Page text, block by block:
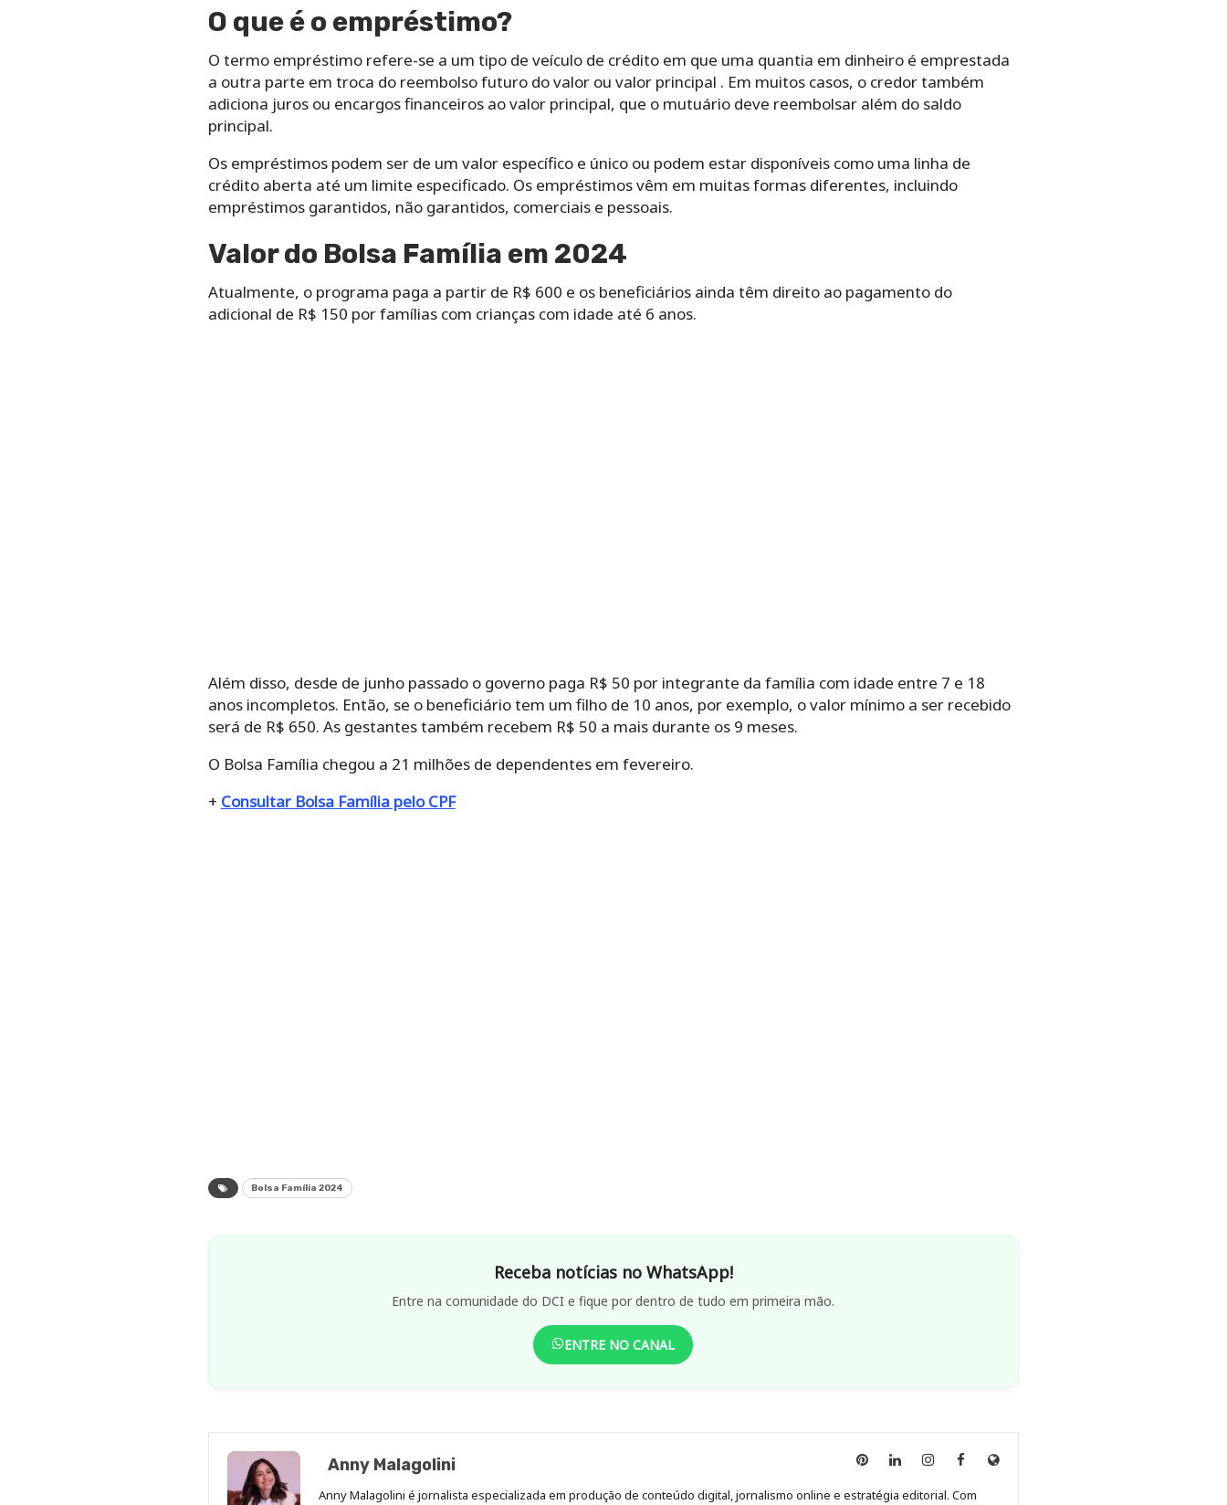
O que é o empréstimo?
O termo empréstimo refere-se a um tipo de veículo de crédito em que uma quantia em dinheiro é emprestada
a outra parte em troca do reembolso futuro do valor ou valor principal . Em muitos casos, o credor também
adiciona juros ou encargos financeiros ao valor principal, que o mutuário deve reembolsar além do saldo
principal.
Os empréstimos podem ser de um valor específico e único ou podem estar disponíveis como uma linha de
crédito aberta até um limite especificado. Os empréstimos vêm em muitas formas diferentes, incluindo
empréstimos garantidos, não garantidos, comerciais e pessoais.
Valor do Bolsa Família em 2024
Atualmente, o programa paga a partir de R$ 600 e os beneficiários ainda têm direito ao pagamento do
adicional de R$ 150 por famílias com crianças com idade até 6 anos.
Além disso, desde de junho passado o governo paga R$ 50 por integrante da família com idade entre 7 e 18
anos incompletos. Então, se o beneficiário tem um filho de 10 anos, por exemplo, o valor mínimo a ser recebido
será de R$ 650. As gestantes também recebem R$ 50 a mais durante os 9 meses.
O Bolsa Família chegou a 21 milhões de dependentes em fevereiro.
+ Consultar Bolsa Família pelo CPF
Bolsa Família 2024
Receba notícias no WhatsApp!
Entre na comunidade do DCI e fique por dentro de tudo em primeira mão.
ENTRE NO CANAL
Anny Malagolini
AnnyAnnyAnnyAnnySite
Anny Malagolini é jornalista especializada em produção de conteúdo digital, jornalismo online e estratégia editorial. Com